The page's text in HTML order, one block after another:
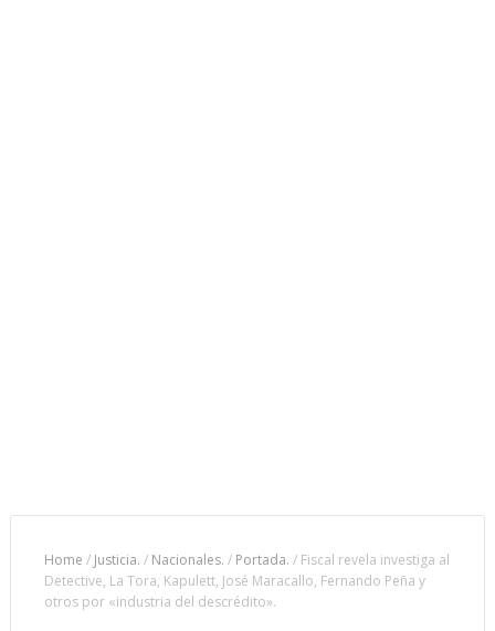
Home / Justicia. / Nacionales. / Portada. / Fiscal revela investiga al
Detective, La Tora, Kapulett, José Maracallo, Fernando Peña y
otros por «industria del descrédito».